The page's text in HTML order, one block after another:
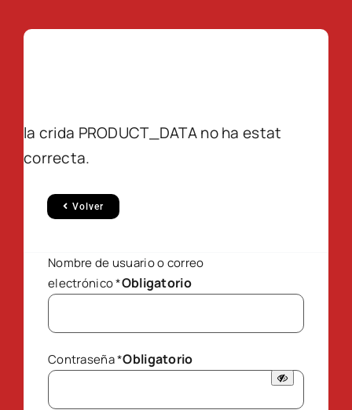
la crida PRODUCT_DATA no ha estat
correcta.
Volver
Nombre de usuario o correo
electrónico*Obligatorio
Contraseña*Obligatorio